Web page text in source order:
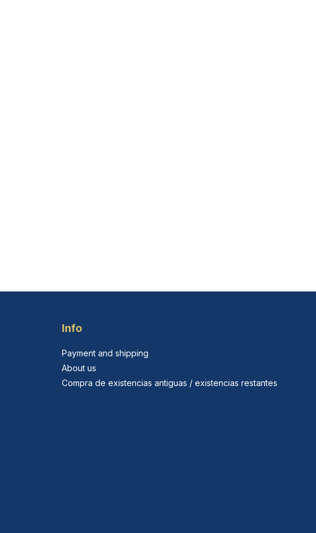
Info
Payment and shipping
About us
Compra de existencias antiguas / existencias restantes